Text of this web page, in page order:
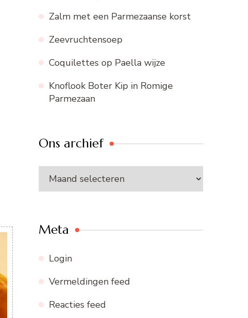
Zalm met een Parmezaanse korst
Zeevruchtensoep
Coquilettes op Paella wijze
Knoflook Boter Kip in Romige
Parmezaan
Ons archief
Ons
archief
Meta
Login
Vermeldingen feed
Reacties feed